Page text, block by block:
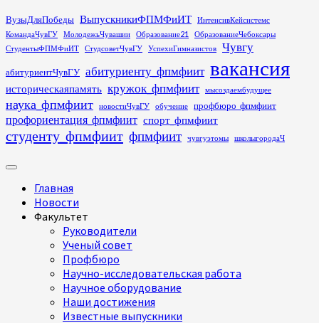
Перейти
к
содержимому
ВузыДляПобеды ВыпускникиФПМФиИТ
ИнтенсивКейсистемс
КомандаЧувГУ
МолодежьЧувашии Образование21
ОбразованиеЧебоксары
СтудентыФПМФиИТ
СтудсоветЧувГУ УспехиГимназистов Чувгу
абитуриентЧувГУ абитуриенту_фпмфиит вакансия
историческаяпамять кружок_фпмфиит мысоздаембудущее
наука_фпмфиит новостиЧувГУ обучение профбюро_фпмфиит
профориентация_фпмфиит спорт_фпмфиит
студенту_фпмфиит фпмфиит чувгуэтомы школыгородаЧ
Основное
Главная
Новости
Факультет
Руководители
Ученый совет
Профбюро
Научно-исследовательская работа
Научное оборудование
Наши достижения
Известные выпускники